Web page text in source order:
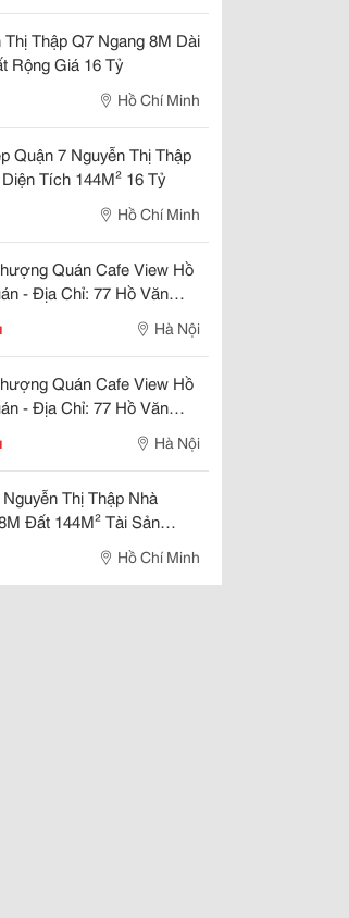
Thị Thập Q7 Ngang 8M Dài
Rộng Giá 16 Tỷ
Hồ Chí Minh
Quận 7 Nguyễn Thị Thập
Tích 144M² 16 Tỷ
Hồ Chí Minh
Quán Cafe View Hồ
- Địa Chỉ: 77 Hồ Văn
Đông, Hà Nội Khu Vực
Sầm Uất
Hà Nội
Quán Cafe View Hồ
- Địa Chỉ: 77 Hồ Văn
Đông, Hà Nội Khu Vực
Sầm Uất
Hà Nội
Thị Thập Nhà
Đất 144M² Tài Sản
Hồ Chí Minh